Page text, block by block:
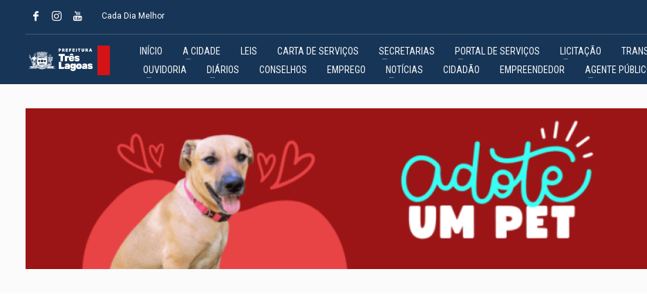
Cada Dia Melhor
INÍCIO A CIDADE LEIS CARTA DE SERVIÇOS SECRETARIAS PORTAL DE SERVIÇOS LICITAÇÃO
OUVIDORIA
DIÁRIOS CONSELHOS EMPREGO NOTÍCIAS CIDADÃO EMPREENDEDOR AGENTE